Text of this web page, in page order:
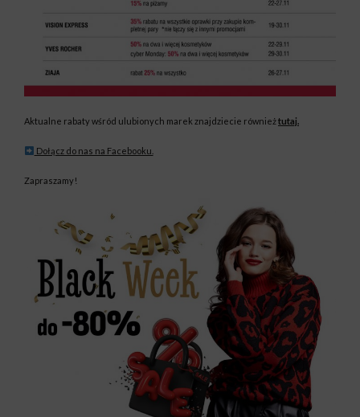
Aktualne rabaty wśród ulubionych marek znajdziecie równieżtutaj.
Dołącz do nas na Facebooku.
Zapraszamy!